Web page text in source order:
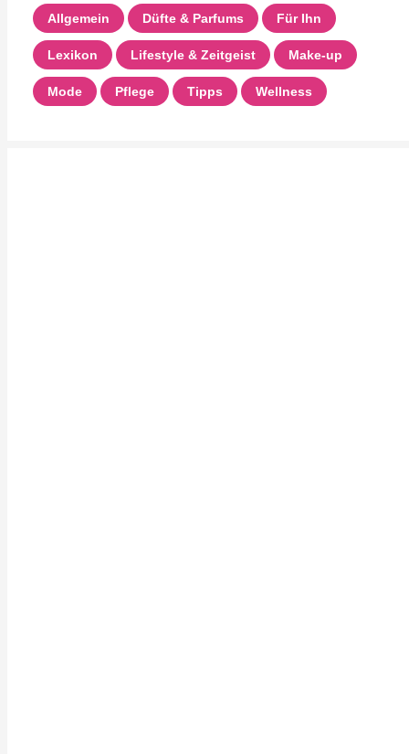
Allgemein Düfte & Parfums Für Ihn
Lexikon Lifestyle & Zeitgeist Make-up
Mode Pflege Tipps Wellness